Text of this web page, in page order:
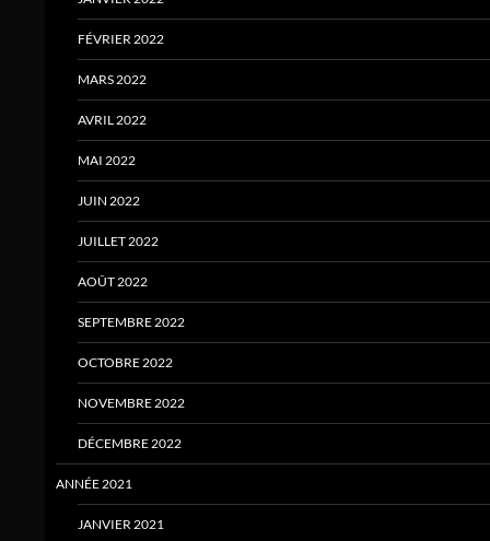
FÉVRIER 2022
MARS 2022
AVRIL 2022
MAI 2022
JUIN 2022
JUILLET 2022
AOÛT 2022
SEPTEMBRE 2022
OCTOBRE 2022
NOVEMBRE 2022
DÉCEMBRE 2022
ANNÉE 2021
JANVIER 2021